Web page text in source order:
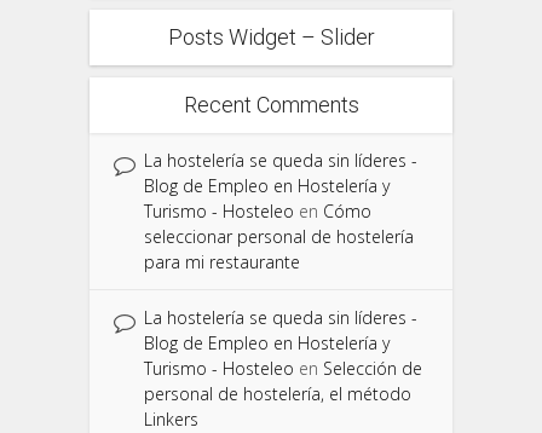
Posts Widget – Slider
Recent Comments
La hostelería se queda sin líderes -
Blog de Empleo en Hostelería y
Turismo - Hosteleo en Cómo
seleccionar personal de hostelería
para mi restaurante
La hostelería se queda sin líderes -
Blog de Empleo en Hostelería y
Turismo - Hosteleo en Selección de
personal de hostelería, el método
Linkers